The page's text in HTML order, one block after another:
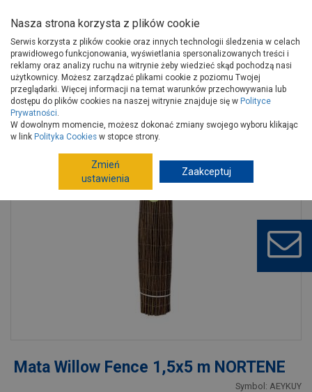
Strona główna Wokół domu
Ogród, hobby
Uprawa, pielęgnacja roślin
Siatki ochronne
Mata Willow Fence 1,5x5 m NORTENE
Mata Willow Fence 1,5x5 m NORTENE
Symbol: AEYKUY
Nasza strona korzysta z plików cookie
Serwis korzysta z plików cookie oraz innych technologii śledzenia w celach
prawidłowego funkcjonowania, wyświetlania spersonalizowanych treści i
reklamy oraz analizy ruchu na witrynie żeby wiedzieć skąd pochodzą nasi
użytkownicy. Możesz zarządzać plikami cookie z poziomu Twojej
przeglądarki. Więcej informacji na temat warunków przechowywania lub
dostępu do plików cookies na naszej witrynie znajduje się w Polityce
Prywatności.
W dowolnym momencie, możesz dokonać zmiany swojego wyboru klikając
w link Polityka Cookies w stopce strony.
Zmień
ustawienia
Zaakceptuj